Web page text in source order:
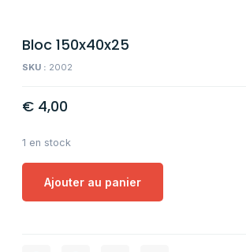
Bloc 150x40x25
SKU : 2002
€ 4,00
1 en stock
Ajouter au panier